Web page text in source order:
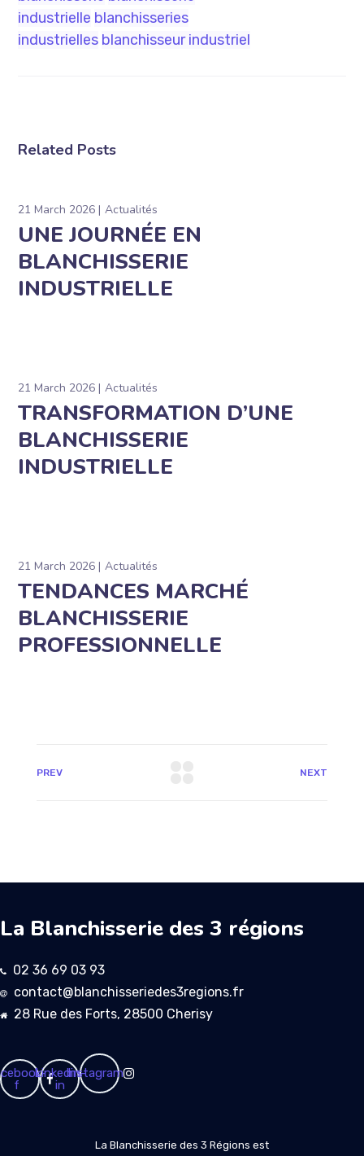
industrielle blanchisseries
industrielles blanchisseur industriel
Related Posts
21 March 2026 Actualités
UNE JOURNÉE EN
BLANCHISSERIE
INDUSTRIELLE
21 March 2026 Actualités
TRANSFORMATION D’UNE
BLANCHISSERIE
INDUSTRIELLE
21 March 2026 Actualités
TENDANCES MARCHÉ
BLANCHISSERIE
PROFESSIONNELLE
PREV NEXT
La Blanchisserie des 3 régions
02 36 69 03 93
contact@blanchisseriedes3regions.fr
28 Rue des Forts, 28500 Cherisy
f
Linkedin-
in
Instagram
La Blanchisserie des 3 Régions est